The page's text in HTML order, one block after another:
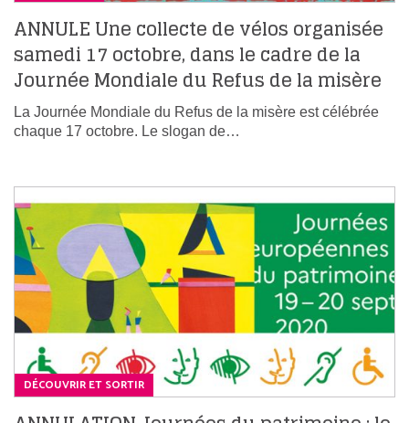
ANNULE Une collecte de vélos organisée
samedi 17 octobre, dans le cadre de la
Journée Mondiale du Refus de la misère
La Journée Mondiale du Refus de la misère est célébrée
chaque 17 octobre. Le slogan de…
DÉCOUVRIR ET SORTIR